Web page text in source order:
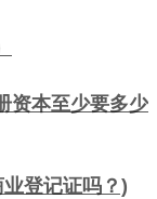
资本至少要多少
登记证吗？)